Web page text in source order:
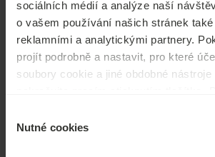
sociálních médií a analýze naší
o vašem používání našich stránek
reklamními a analytickými partnery.
projít podrobně a nastavit, pro které
soubory cookie a jiné obdobné nástroje
„Povolit vše“.
souhlasu
Nutné cookies
dostávat aktuální informace o všech
Poptávky
možnou nabídku. Rádi vám poskytneme další